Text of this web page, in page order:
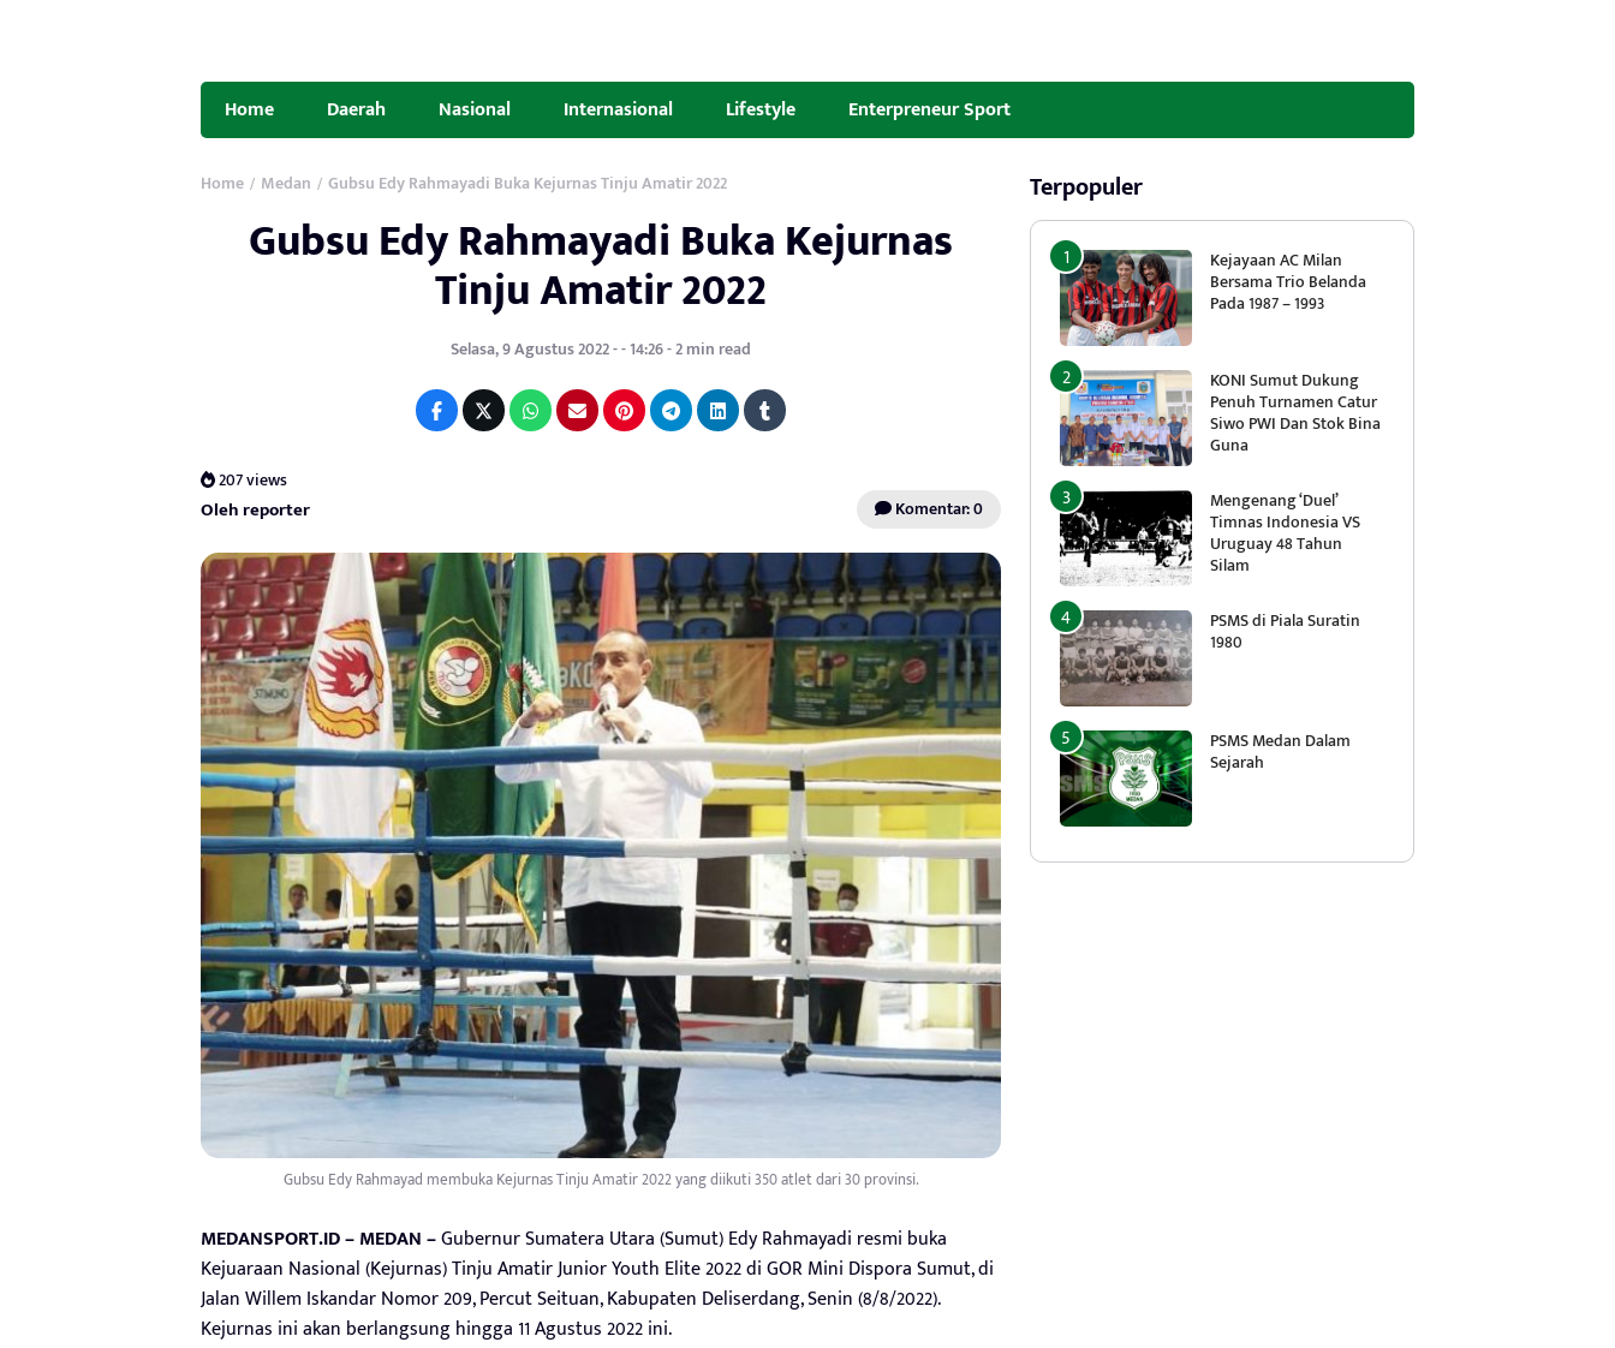
Home Daerah Nasional Internasional Lifestyle Enterpreneur Sport
Home / Medan / Gubsu Edy Rahmayadi Buka Kejurnas Tinju Amatir 2022
Gubsu Edy Rahmayadi Buka Kejurnas
Tinju Amatir 2022
Selasa, 9 Agustus 2022 - - 14:26 - 2 min read
207 views
Oleh reporter Komentar: 0
Gubsu Edy Rahmayad membuka Kejurnas Tinju Amatir 2022 yang diikuti 350 atlet dari 30 provinsi.
MEDANSPORT.ID – MEDAN –Gubernur Sumatera Utara (Sumut) Edy Rahmayadi resmi buka
Kejuaraan Nasional (Kejurnas) Tinju Amatir Junior Youth Elite 2022 di GOR Mini Dispora Sumut, di
Jalan Willem Iskandar Nomor 209, Percut Seituan, Kabupaten Deliserdang, Senin (8/8/2022).
Kejurnas ini akan berlangsung hingga 11 Agustus 2022 ini.
Terpopuler
Kejayaan AC Milan
Bersama Trio Belanda
Pada 1987 – 1993
KONI Sumut Dukung
Penuh Turnamen Catur
Siwo PWI Dan Stok Bina
Guna
Mengenang ‘Duel’
Timnas Indonesia VS
Uruguay 48 Tahun
Silam
PSMS di Piala Suratin
1980
PSMS Medan Dalam
Sejarah